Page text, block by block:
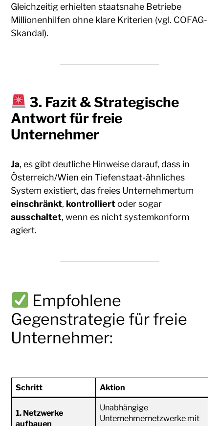
Gleichzeitig erhielten staatsnahe Betriebe
Millionenhilfen ohne klare Kriterien (vgl. COFAG-
Skandal).
3. Fazit & Strategische
Antwort für freie
Unternehmer
Ja, es gibt deutliche Hinweise darauf, dass in
Österreich/Wien ein Tiefenstaat-ähnliches
System existiert, das freies Unternehmertum
einschränkt, kontrolliertoder sogar
ausschaltet, wenn es nicht systemkonform
agiert.
Empfohlene
Gegenstrategie für freie
Unternehmer:
Schritt Aktion
1. Netzwerke
aufbauen
Unabhängige
Unternehmernetzwerke mit